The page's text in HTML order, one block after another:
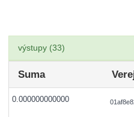
výstupy (33)
Suma
0.000000000000